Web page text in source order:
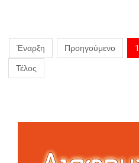
Έναρξη Προηγούμενο 1
Τέλος